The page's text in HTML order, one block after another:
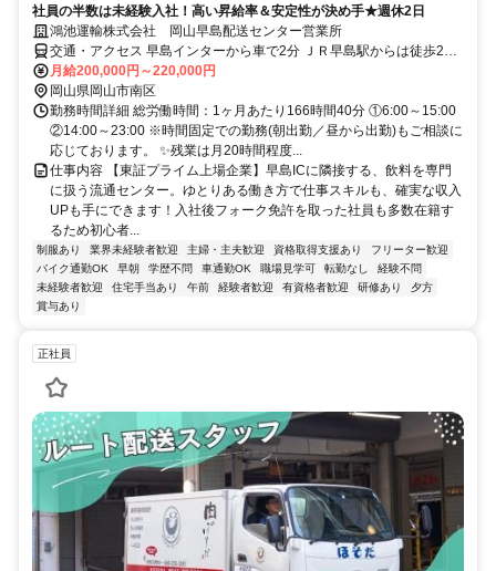
社員の半数は未経験入社！高い昇給率＆安定性が決め手★週休2日
鴻池運輸株式会社 岡山早島配送センター営業所
交通・アクセス 早島インターから車で2分 ＪＲ早島駅からは徒歩20
分
月給200,000円～220,000円
岡山県岡山市南区
勤務時間詳細 総労働時間：1ヶ月あたり166時間40分 ①6:00～15:00
②14:00～23:00 ※時間固定での勤務(朝出勤／昼から出勤)もご相談に
応じております。 ✨残業は月20時間程度...
仕事内容 【東証プライム上場企業】早島ICに隣接する、飲料を専門
に扱う流通センター。ゆとりある働き方で仕事スキルも、確実な収入
UPも手にできます！入社後フォーク免許を取った社員も多数在籍す
るため初心者...
制服あり 業界未経験者歓迎 主婦・主夫歓迎 資格取得支援あり
フリーター歓迎
バイク通勤OK
早朝 学歴不問 車通勤OK 職場見学可 転勤なし
経験不問
未経験者歓迎
住宅手当あり 午前 経験者歓迎 有資格者歓迎 研修あり
夕方
賞与あり
正社員